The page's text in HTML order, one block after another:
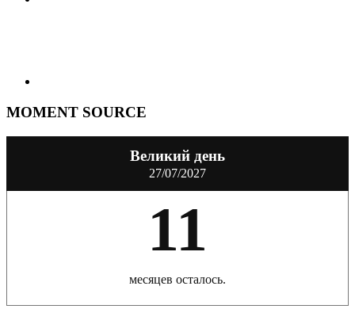
MOMENT SOURCE
Великий день
27/07/2027
11
месяцев осталось.